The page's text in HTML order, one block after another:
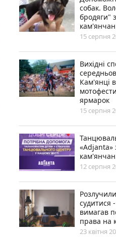
собак.
бродяги"
кам'янчан
15 серпня
Вихідні
Кам'янці
ярмарок
15 серпня
«Adjanta»
12 серпня
судитися
вимагав
права на
23 квітня